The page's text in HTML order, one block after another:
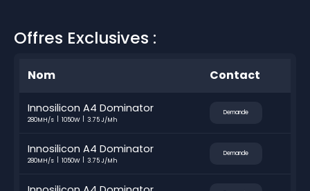
Offres Exclusives :
Nom Contact
Innosilicon A4 Dominator
280MH/s 1050W 3.75 J/Mh
Demande
Innosilicon A4 Dominator
280MH/s 1050W 3.75 J/Mh
Demande